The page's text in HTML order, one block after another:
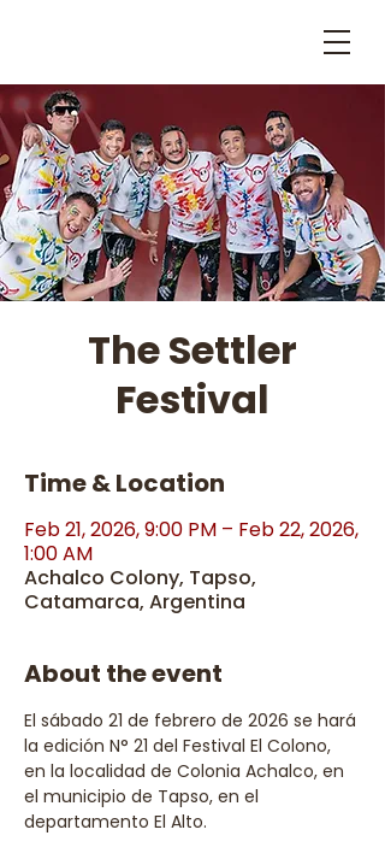
The Settler
Festival
Time & Location
Feb 21, 2026, 9:00 PM – Feb 22, 2026,
1:00 AM
Achalco Colony, Tapso,
Catamarca, Argentina
About the event
El sábado 21 de febrero de 2026 se hará
la edición N° 21 del Festival El Colono,
en la localidad de Colonia Achalco, en
el municipio de Tapso, en el
departamento El Alto.